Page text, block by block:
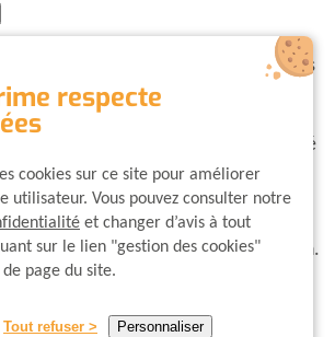
permettent de générer des revenus
les espaces publicitaires du site.
permettent d'améliorer la convivialité
promotion via les partages.
vous permettent d'entrer en
du site et d'aider à son amélioration.
de vidéo permettent d'enrichir le
et augmentent sa visibilité.
respecte
cookies sur ce site pour améliorer
utilisateur. Vous pouvez consulter notre
et changer d’avis à tout
sur le lien "gestion des cookies"
page du site.
Tout refuser Personnaliser